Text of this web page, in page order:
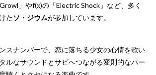
」やf(x)の「Electric Shock」など、多く
たソ・ジウムが参加しています。
スナンバーで、恋に落ちる少女の心情を歌い
ルなサウンドとサビへつながる変則的なパー